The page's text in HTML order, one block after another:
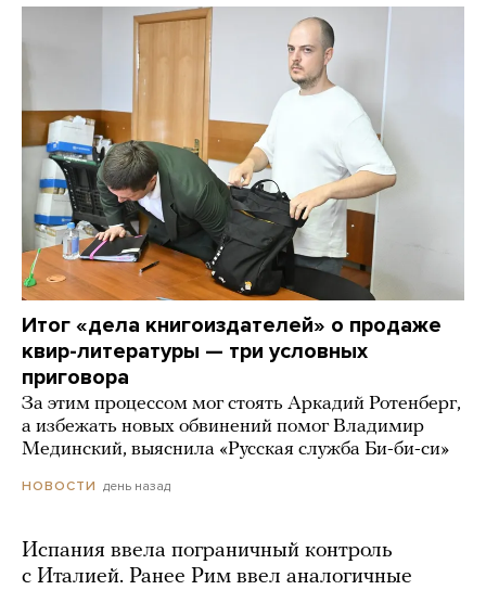
Итог «дела книгоиздателей» о продаже
квир-литературы — три условных
приговора
За этим процессом мог стоять Аркадий Ротенберг,
а избежать новых обвинений помог Владимир
Мединский, выяснила «Русская служба Би-би-си»
НОВОСТИ день назад
Испания ввела пограничный контроль
с Италией. Ранее Рим ввел аналогичные